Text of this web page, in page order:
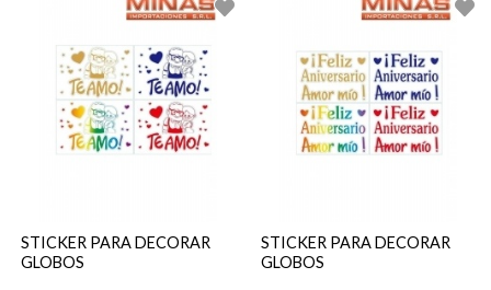
STICKER PARA DECORAR
GLOBOS
STICKER PARA DECORAR
GLOBOS